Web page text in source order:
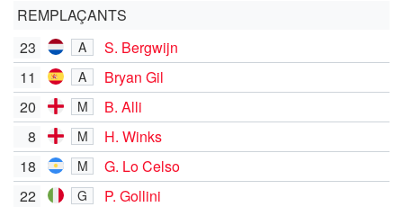
REMPLAÇANTS
23
A
S. Bergwijn
11
A
Bryan Gil
20
M
B. Alli
8
M
H. Winks
18
M
G. Lo Celso
22
G
P. Gollini